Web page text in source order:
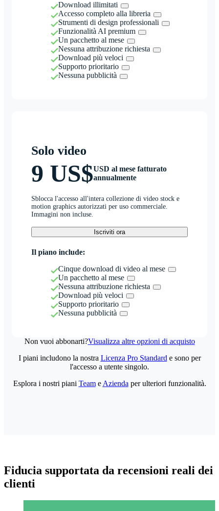
Download illimitati
Accesso completo alla libreria
Strumenti di design professionali
Funzionalità AI premium
Un pacchetto al mese
Nessuna attribuzione richiesta
Download più veloci
Supporto prioritario
Nessuna pubblicità
Solo video
9 US$USD al mese fatturato
annualmente
Sblocca l'accesso all'intera collezione di video stock e
motion graphics autorizzati per uso commerciale.
Immagini non incluse.
Iscriviti ora
Il piano include:
Cinque download di video al mese
Un pacchetto al mese
Nessuna attribuzione richiesta
Download più veloci
Supporto prioritario
Nessuna pubblicità
Non vuoi abbonarti?Visualizza altre opzioni di acquisto
I piani includono la nostra Licenza Pro Standard e sono per
l'accesso a utente singolo.
Esplora i nostri piani Teame Azienda per ulteriori funzionalità.
Fiducia supportata da recensioni reali dei
clienti